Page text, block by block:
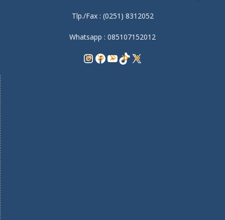
Tlp./Fax : (0251) 8312052
Whatsapp : 085107152012
Instagram
Facebook
YouTube
TikTok
X